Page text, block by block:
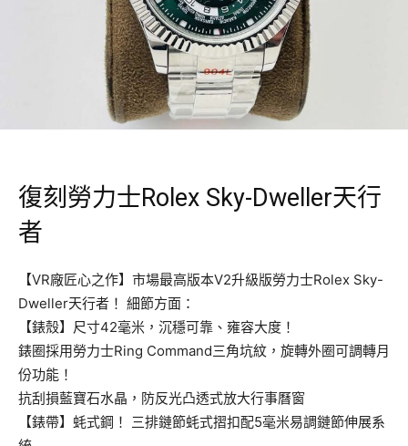
復刻勞力士Rolex Sky-Dweller天行
者
【VR廠匠心之作】市場最高版本V2升級版勞力士Rolex Sky-
Dweller天行者！ 細節方面：
【錶殼】尺寸42毫米，沉穩可靠、雍容大度！
錶圈採用勞力士Ring Command三角坑紋，旋轉外圈可調轉月
份功能！
抗刮損藍寶石水晶，防反光凸透式放大行事曆窗
【錶帶】蚝式鋼！ 三排鏈節蚝式摺扣配5毫米易調鏈節伸展系